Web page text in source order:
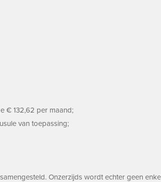
€ 132,62 per maand;
van toepassing;
Onzerzijds wordt echter geen